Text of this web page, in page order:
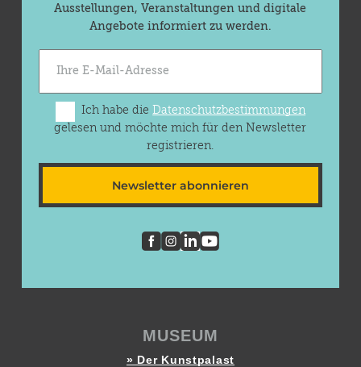
Ausstellungen, Veranstaltungen und digitale
Angebote informiert zu werden.
Ich habe dieDatenschutzbestimmungen
gelesen und möchte mich für den Newsletter
registrieren.
Newsletter abonnieren
MUSEUM
» Der Kunstpalast